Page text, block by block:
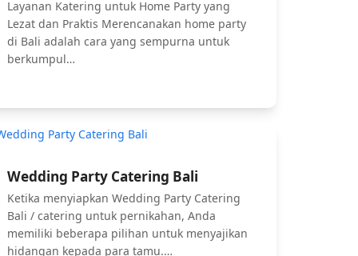
Layanan Katering untuk Home Party yang
Lezat dan Praktis Merencanakan home party
di Bali adalah cara yang sempurna untuk
berkumpul…
Wedding Party Catering Bali
Ketika menyiapkan Wedding Party Catering
Bali / catering untuk pernikahan, Anda
memiliki beberapa pilihan untuk menyajikan
hidangan kepada para tamu.…